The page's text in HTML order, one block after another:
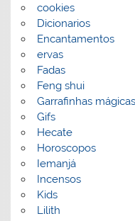
cookies
Dicionarios
Encantamentos
ervas
Fadas
Feng shui
Garrafinhas mágicas
Gifs
Hecate
Horoscopos
Iemanjá
Incensos
Kids
Lilith